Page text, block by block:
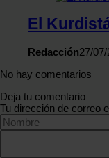
El
Redacción27/
No hay comentarios
Deja tu comentario
Tu dirección de correo